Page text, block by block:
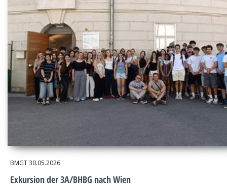
BMGT30.05.2026
Exkursion der 3A/BHBG nach Wien